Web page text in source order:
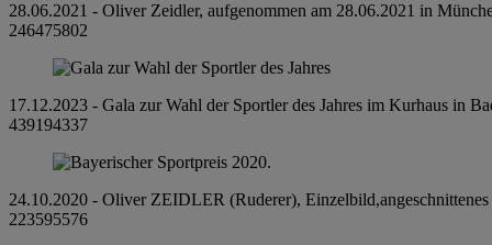
28.06.2021 - Oliver Zeidler, aufgenommen am 28.06.2021 in
246475802
17.12.2023 - Gala zur Wahl der Sportler des Jahres im Kurhaus in
439194337
24.10.2020 - Oliver ZEIDLER (Ruderer),
223595576